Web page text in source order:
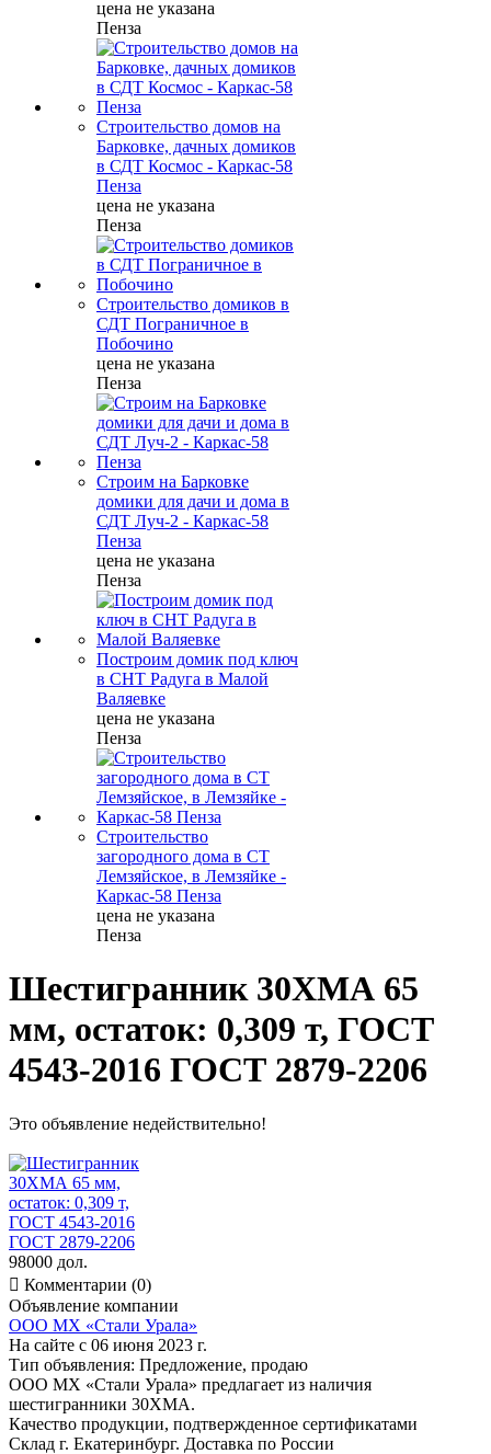
цена не указана
Пенза
Строительство домов на
Барковке, дачных домиков
в СДТ Космос - Каркас-58
Пенза
цена не указана
Пенза
Строительство домиков в
СДТ Пограничное в
Побочино
цена не указана
Пенза
Строим на Барковке
домики для дачи и дома в
СДТ Луч-2 - Каркас-58
Пенза
цена не указана
Пенза
Построим домик под ключ
в СНТ Радуга в Малой
Валяевке
цена не указана
Пенза
Строительство
загородного дома в СТ
Лемзяйское, в Лемзяйке -
Каркас-58 Пенза
цена не указана
Пенза
Шестигранник 30ХМА 65
мм, остаток: 0,309 т, ГОСТ
4543-2016 ГОСТ 2879-2206
Это объявление недействительно!
98000 дол.
 Комментарии (0)
Объявление компании
ООО МХ «Стали Урала»
На сайте с 06 июня 2023 г.
Тип объявления: Предложение, продаю
ООО МХ «Стали Урала» предлагает из наличия
шестигранники 30ХМА.
Качество продукции, подтвержденное сертификатами
Склад г. Екатеринбург. Доставка по России